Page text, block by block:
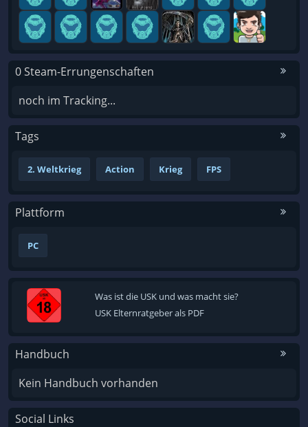
0 Steam-Errungenschaften
noch im Tracking...
Tags
2. Weltkrieg Action Krieg FPS
Plattform
PC
Was ist die USK und was macht sie?
USK Elternratgeber als PDF
Handbuch
Kein Handbuch vorhanden
Social Links